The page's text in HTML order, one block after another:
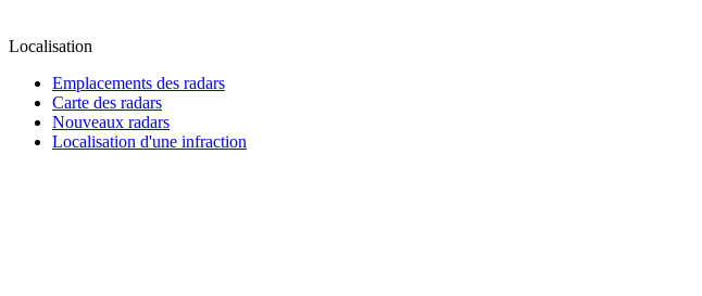
Localisation
Emplacements des radars
Carte des radars
Nouveaux radars
Localisation d'une infraction